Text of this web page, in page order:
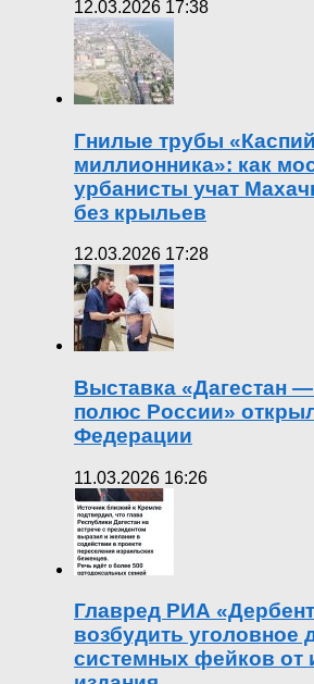
12.03.2026 17:38
Гнилые трубы
миллионника»: как
урбанисты учат
без крыльев
12.03.2026 17:28
Выставка «Дагестан
полюс России»
Федерации
11.03.2026 16:26
Главред РИА
возбудить уголовное
системных фейков от